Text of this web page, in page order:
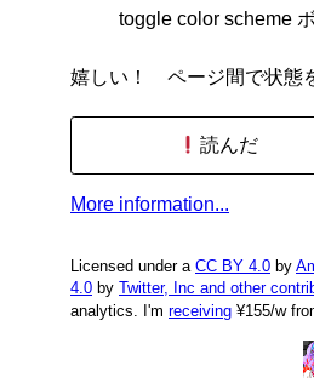
toggle color scheme
嬉しい！ ページ間で状態
読んだ
More information...
Licensed under a CC BY 4.0 by
4.0 by Twitter, Inc and other
analytics. I'm receiving ¥155/w